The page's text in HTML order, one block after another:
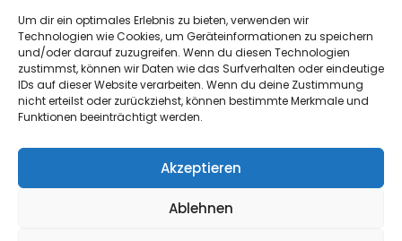
Um dir ein optimales Erlebnis zu bieten, verwenden wir
Technologien wie Cookies, um Geräteinformationen zu speichern
und/oder darauf zuzugreifen. Wenn du diesen Technologien
zustimmst, können wir Daten wie das Surfverhalten oder eindeutige
IDs auf dieser Website verarbeiten. Wenn du deine Zustimmung
nicht erteilst oder zurückziehst, können bestimmte Merkmale und
Funktionen beeinträchtigt werden.
Akzeptieren
Ablehnen
+43 664 6417362
hello@lynx-boxing.com